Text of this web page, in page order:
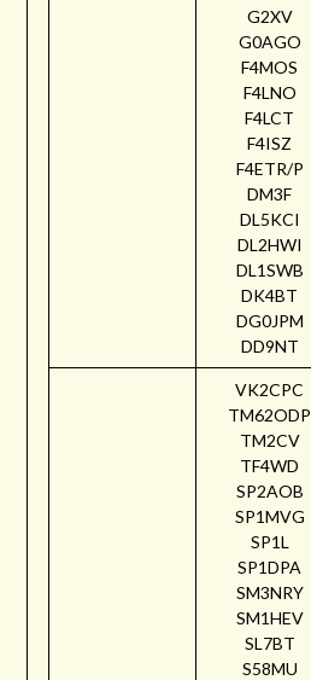
G2XV
G0AGO
F4MOS
F4LNO
F4LCT
F4ISZ
F4ETR/P
DM3F
DL5KCI
DL2HWI
DL1SWB
DK4BT
DG0JPM
DD9NT
VK2CPC
TM62ODP
TM2CV
TF4WD
SP2AOB
SP1MVG
SP1L
SP1DPA
SM3NRY
SM1HEV
SL7BT
S58MU